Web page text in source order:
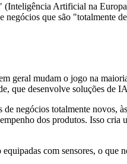
Artificial na Europa)
que são "totalmente
geral mudam o jogo na
que desenvolve soluções de
negócios totalmente novos,
dos produtos. Isso
com sensores, o que